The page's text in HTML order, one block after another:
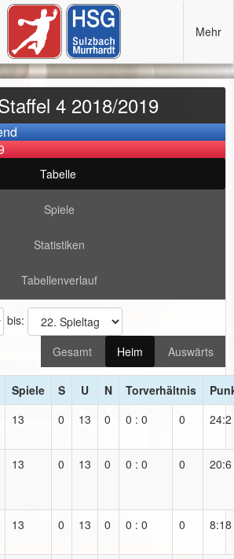
4 2018/2019
Tabelle
Spiele
Statistiken
Tabellenverlauf
bis:
Gesamt Heim Auswärts
Spiele S U N Torverhältnis
13 0 13 0 0 : 0 0 24:2
13 0 13 0 0 : 0 0 20:6
13 0 13 0 0 : 0 0 8:18
Mehr